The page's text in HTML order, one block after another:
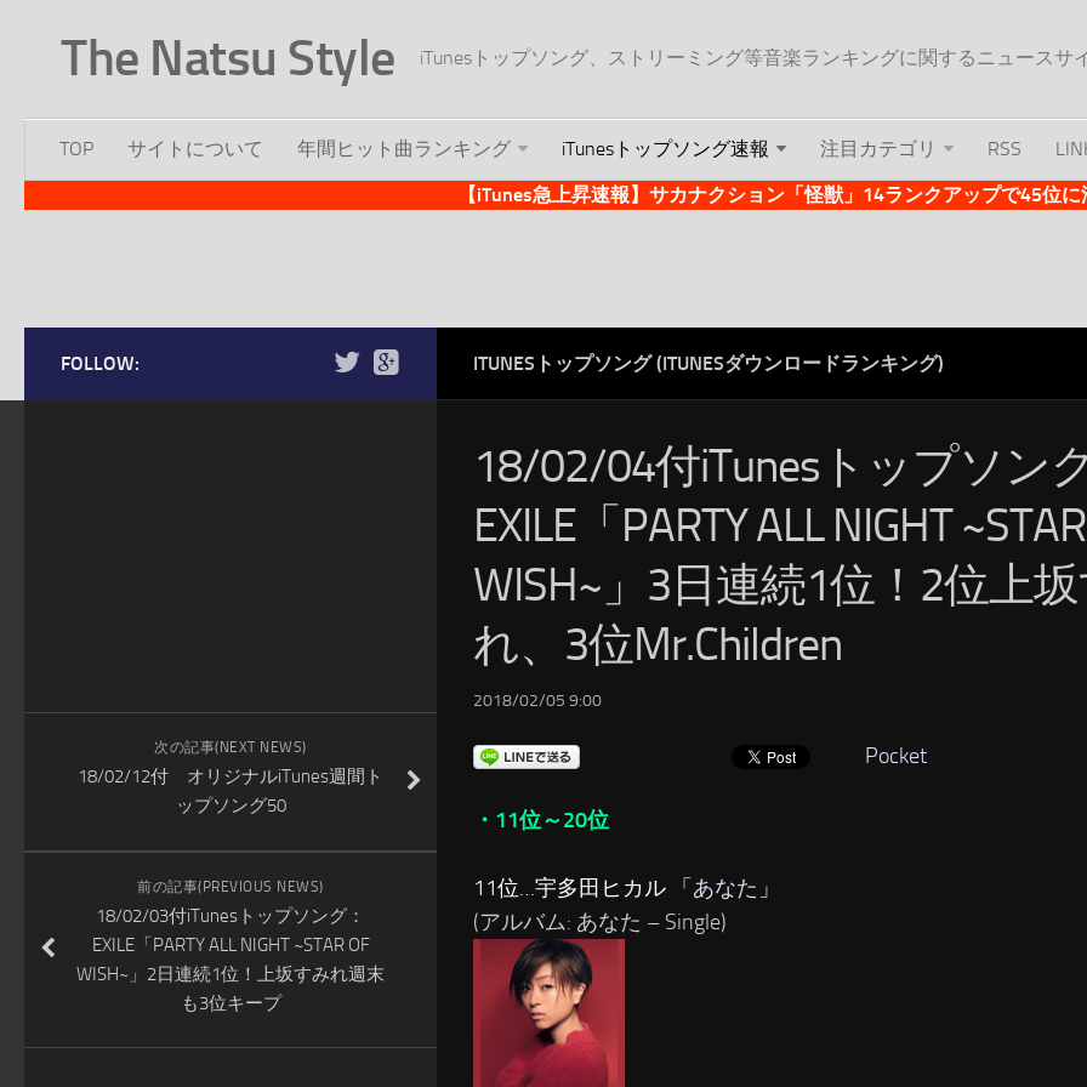
The Natsu Style iTunesトップソング、ストリーミング等音楽ランキングに関するニュースサ
TOP サイトについて 年間ヒット曲ランキング iTunesトップソング速報 注目カテゴリ RSS
【iTunes急上昇速報】サカナクション「怪獣」14ランクアップで45位に
ITUNESトップソング (ITUNESダウンロードランキング)
18/02/04付iTunesトップソン
EXILE「PARTY ALL NIGHT
WISH~」3日連続1位！2位上
れ、3位Mr.Children
2018/02/05 9:00
Pocket
・11位～20位
11位…宇多田ヒカル 「 あなた 」
(アルバム: あなた – Single)
FOLLOW:
次の記事(NEXT NEWS)
18/02/12付 オリジナルiTunes週間ト
ップソング50
前の記事(PREVIOUS NEWS)
18/02/03付iTunesトップソング：
EXILE「PARTY ALL NIGHT ~STAR OF
WISH~」2日連続1位！上坂すみれ週末
も3位キープ